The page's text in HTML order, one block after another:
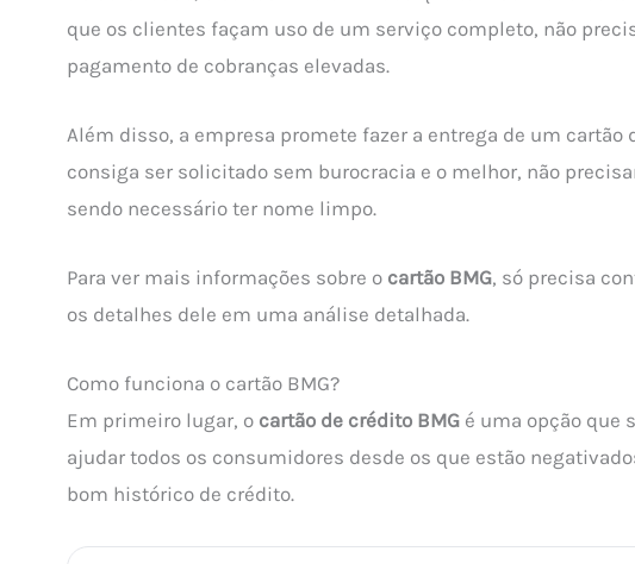
que os clientes façam uso de um serviço completo, não
pagamento de cobranças elevadas.
Além disso, a empresa promete fazer a entrega de um cartão
consiga ser solicitado sem burocracia e o melhor, não
sendo necessário ter nome limpo.
Para ver mais informações sobre o cartão BMG, só precisa
os detalhes dele em uma análise detalhada.
Como funciona o cartão BMG?
Em primeiro lugar, o cartão de crédito BMG é uma opção que
ajudar todos os consumidores desde os que estão
bom histórico de crédito.